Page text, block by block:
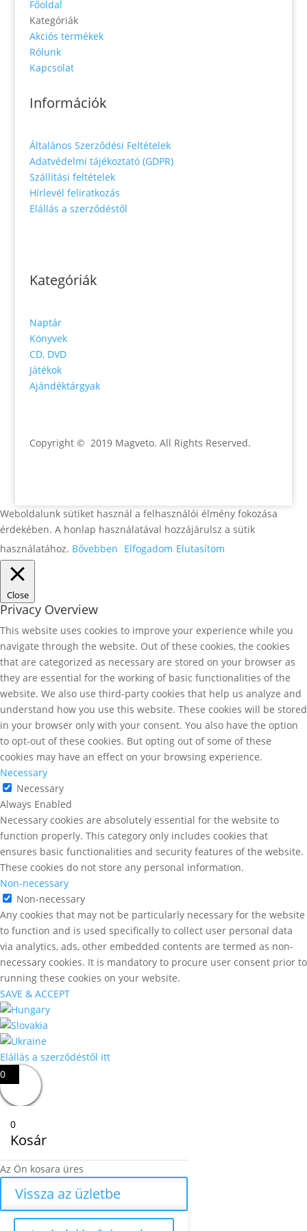
Főoldal
Kategóriák
Akciós termékek
Rólunk
Kapcsolat
Információk
Általános Szerződési Feltételek
Adatvédelmi tájékoztató (GDPR)
Szállítási feltételek
Hírlevél feliratkozás
Elállás a szerződéstől
Kategóriák
Naptár
Könyvek
CD, DVD
Játékok
Ajándéktárgyak
Copyright © 2019 Magveto. All Rights Reserved.
Weboldalunk sütiket használ a felhasználói élmény fokozása
érdekében. A honlap használatával hozzájárulsz a sütik
használatához. Bővebben Elfogadom Elutasítom
Close
Privacy Overview
This website uses cookies to improve your experience while you
navigate through the website. Out of these cookies, the cookies
that are categorized as necessary are stored on your browser as
they are essential for the working of basic functionalities of the
website. We also use third-party cookies that help us analyze and
understand how you use this website. These cookies will be stored
in your browser only with your consent. You also have the option
to opt-out of these cookies. But opting out of some of these
cookies may have an effect on your browsing experience.
Necessary
Necessary
Always Enabled
Necessary cookies are absolutely essential for the website to
function properly. This category only includes cookies that
ensures basic functionalities and security features of the website.
These cookies do not store any personal information.
Non-necessary
Non-necessary
Any cookies that may not be particularly necessary for the website
to function and is used specifically to collect user personal data
via analytics, ads, other embedded contents are termed as non-
necessary cookies. It is mandatory to procure user consent prior to
running these cookies on your website.
SAVE & ACCEPT
Elállás a szerződéstől itt
0
0
Kosár
Az Ön kosara üres
Vissza az üzletbe